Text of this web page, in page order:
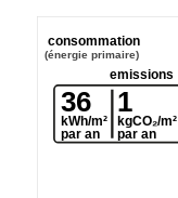
36
kWh/m²
par an
consommation
(énergie primaire)
1
kgCO₂/m²
par an
emissions